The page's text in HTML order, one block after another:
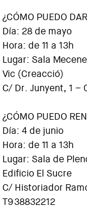
¿CÓMO PUEDO
Día: 28 de mayo
Hora: de 11 a 13h
Lugar: Sala
Vic (Creacció)
C/ Dr. Junyent, 1 –
¿CÓMO PUEDO
Día: 4 de junio
Hora: de 11 a 13h
Lugar: Sala de
Edificio El Sucre
C/ Historiador
T938832212